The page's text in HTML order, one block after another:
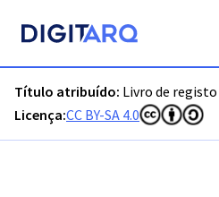
Título atribuído: Livro de
Licença:CC BY-SA 4.0